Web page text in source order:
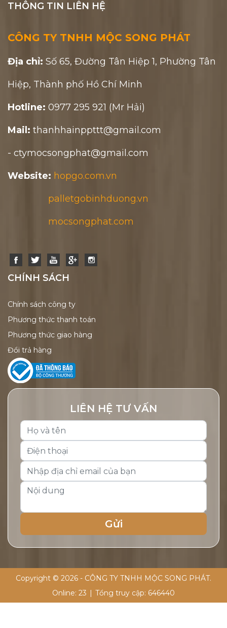
THÔNG TIN LIÊN HỆ
CÔNG TY TNHH MỘC SONG PHÁT
Địa chỉ: Số 65, Đường Tân Hiệp 1, Phường Tân
Hiệp, Thành phố Hồ Chí Minh
Hotline: 0977 295 921 (Mr Hải)
Mail: thanhhainppttt@gmail.com
- ctymocsongphat@gmail.com
Website: hopgo.com.vn
palletgobinhduong.vn
mocsongphat.com
CHÍNH SÁCH
Chính sách công ty
Phương thức thanh toán
Phương thức giao hàng
Đổi trả hàng
LIÊN HỆ TƯ VẤN
Copyright © 2026 - CÔNG TY TNHH MỘC SONG PHÁT.
Online: 23 Tổng truy cập: 646440